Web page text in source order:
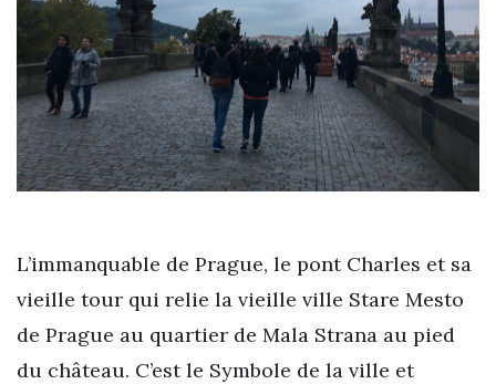
L’immanquable de Prague, le pont Charles et sa
vieille tour qui relie la vieille ville Stare Mesto
de Prague au quartier de Mala Strana au pied
du château. C’est le Symbole de la ville et